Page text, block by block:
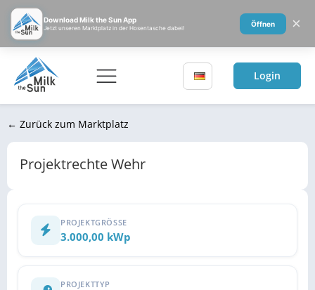
Login
← Zurück zum Marktplatz
Projektrechte Wehr
PROJEKTGRÖSSE
3.000,00 kWp
PROJEKTTYP
Download Milk the Sun App
Jetzt unseren Marktplatz in der Hosentasche dabei!
Öffnen ×